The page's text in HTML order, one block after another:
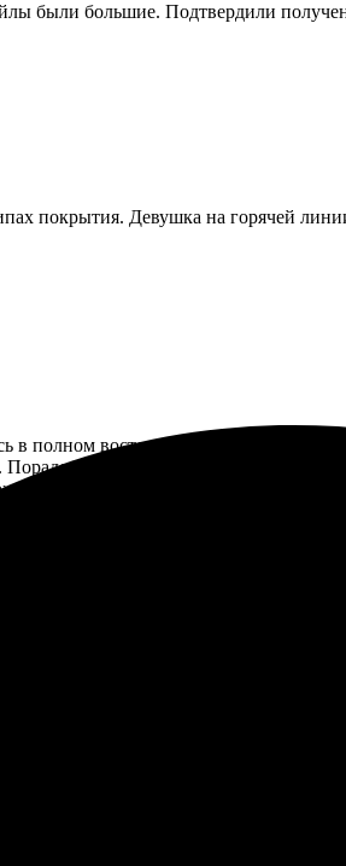
были большие. Подтвердили
покрытия. Девушка на горячей
в полном восторге! Процесс
быстрый срок обработки,
заморочек, все четко и красиво.
удивлён качеством печати.